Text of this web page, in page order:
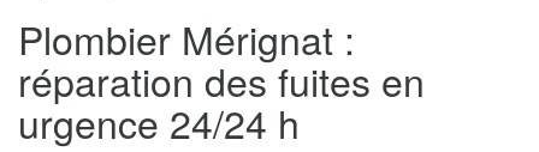
Plombier Mérignat :
réparation des fuites en
urgence 24/24 h